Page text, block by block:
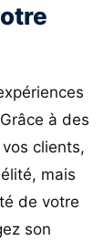
à des
clients,
mais
de votre
son